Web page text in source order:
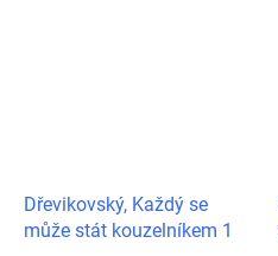
Dřevikovský, Každý se
může stát kouzelníkem 1